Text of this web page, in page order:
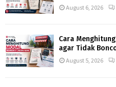
August 6, 2026
Cara
agar Tidak
August 5, 2026